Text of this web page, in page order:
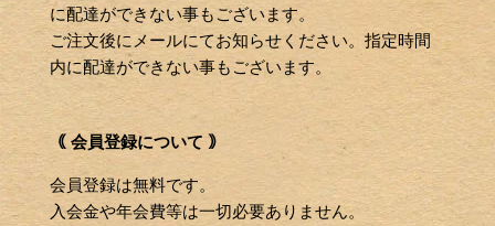
に配達ができない事もございます。
ご注文後にメールにてお知らせください。指定時間
内に配達ができない事もございます。
｟ 会員登録について ｠
会員登録は無料です。
入会金や年会費等は一切必要ありません。